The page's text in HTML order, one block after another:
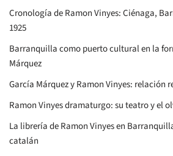
Cronología de Ramon Vinyes: Ciénaga,
1925
Barranquilla como puerto cultural en la
Márquez
García Márquez y Ramon Vinyes: relación
Ramon Vinyes dramaturgo: su teatro y el
La librería de Ramon Vinyes en
catalán